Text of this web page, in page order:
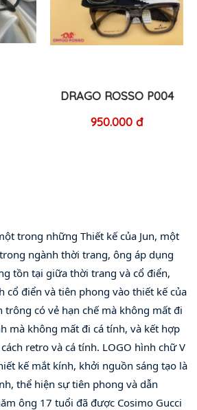
DRAGO ROSSO P004
950.000 đ
trong những Thiết kế của Jun, một
ngành thời trang, ông áp dụng
tồn tại giữa thời trang và cổ điển,
cổ điển và tiên phong vào thiết kế của
trông có vẻ hạn chế mà không mất đi
mà không mất đi cá tính, và kết hợp
retro và cá tính. LOGO hình chữ V
kế mắt kính, khởi nguồn sáng tạo là
thể hiện sự tiên phong và dẫn
ông 17 tuổi đã được Cosimo Gucci